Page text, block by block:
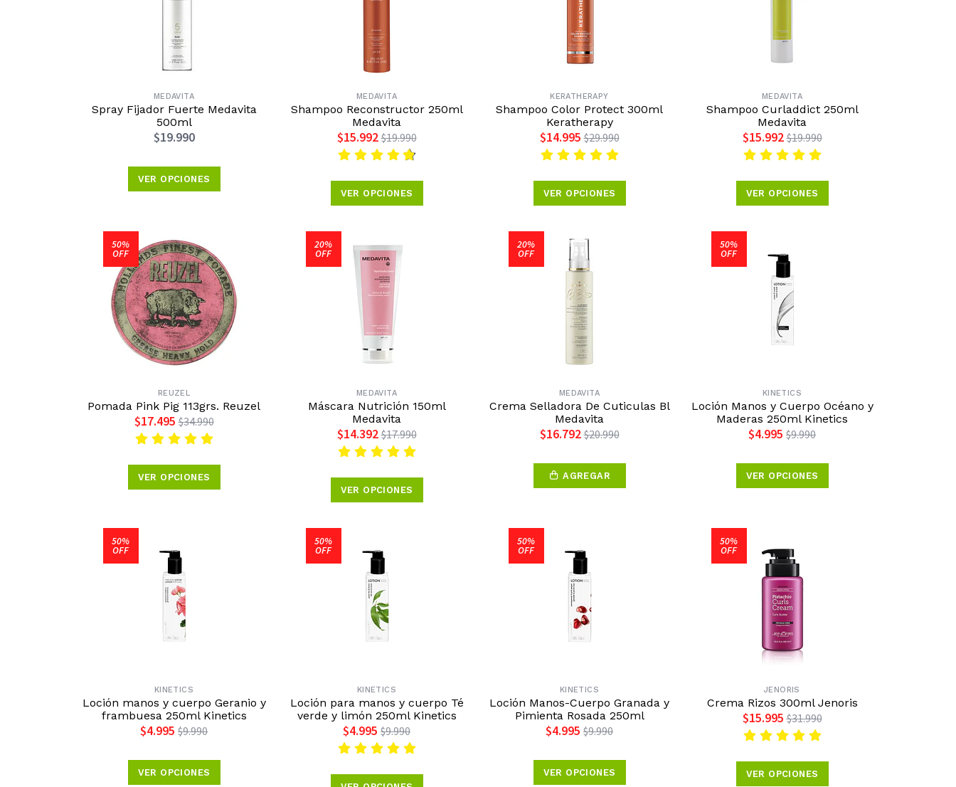
MEDAVITA
Spray Fijador Fuerte Medavita
500ml
$19.990
VER OPCIONES
MEDAVITA
Shampoo Reconstructor 250ml
Medavita
$15.992 $19.990
VER OPCIONES
KERATHERAPY
Shampoo Color Protect 300ml
Keratherapy
$14.995 $29.990
VER OPCIONES
MEDAVITA
Shampoo Curladdict 250ml
Medavita
$15.992 $19.990
VER OPCIONES
50%
OFF
REUZEL
Pomada Pink Pig 113grs. Reuzel
$17.495 $34.990
VER OPCIONES
20%
OFF
MEDAVITA
Máscara Nutrición 150ml
Medavita
$14.392 $17.990
VER OPCIONES
20%
OFF
MEDAVITA
Crema Selladora De Cuticulas Bl
Medavita
$16.792 $20.990
AGREGAR
50%
OFF
KINETICS
Loción Manos y Cuerpo Océano y
Maderas 250ml Kinetics
$4.995 $9.990
VER OPCIONES
50%
OFF
KINETICS
Loción manos y cuerpo Geranio y
frambuesa 250ml Kinetics
$4.995 $9.990
VER OPCIONES
50%
OFF
KINETICS
Loción para manos y cuerpo Té
verde y limón 250ml Kinetics
$4.995 $9.990
50%
OFF
KINETICS
Loción Manos-Cuerpo Granada y
Pimienta Rosada 250ml
$4.995 $9.990
VER OPCIONES
50%
OFF
JENORIS
Crema Rizos 300ml Jenoris
$15.995 $31.990
VER OPCIONES